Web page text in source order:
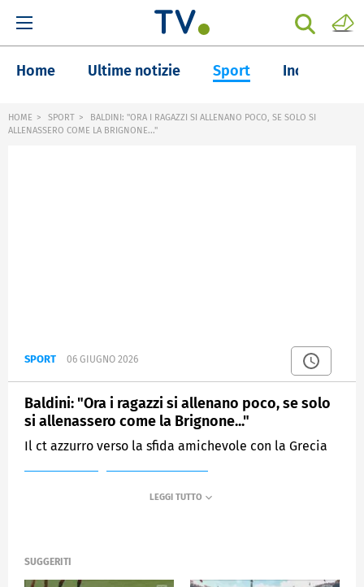
Home Ultime notizie Sport Inchieste
HOME SPORT
BALDINI: "ORA I RAGAZZI SI ALLENANO POCO, SE SOLO SI
ALLENASSERO COME LA BRIGNONE..."
SPORT 06 GIUGNO 2026
Baldini: "Ora i ragazzi si allenano poco, se solo
si allenassero come la Brignone..."
Il ct azzurro verso la sfida amichevole con la Grecia
SUGGERITI